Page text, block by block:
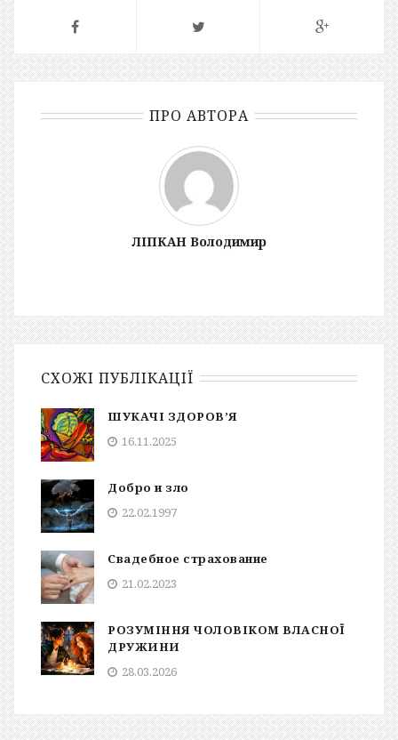
ПРО АВТОРА
ЛІПКАН Володимир
СХОЖІ ПУБЛІКАЦІЇ
ШУКАЧІ ЗДОРОВ’Я
16.11.2025
Добро и зло
22.02.1997
Свадебное страхование
21.02.2023
РОЗУМІННЯ ЧОЛОВІКОМ ВЛАСНОЇ
ДРУЖИНИ
28.03.2026